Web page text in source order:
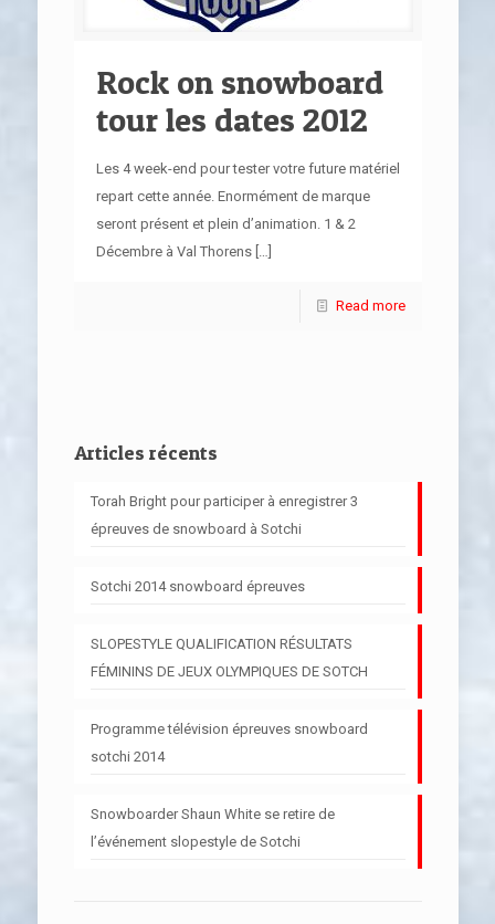
Rock on snowboard
tour les dates 2012
Les 4 week-end pour tester votre future matériel
repart cette année. Enormément de marque
seront présent et plein d’animation. 1 & 2
Décembre à Val Thorens[…]
Read more
Articles récents
Torah Bright pour participer à enregistrer 3
épreuves de snowboard à Sotchi
Sotchi 2014 snowboard épreuves
SLOPESTYLE QUALIFICATION RÉSULTATS
FÉMININS DE JEUX OLYMPIQUES DE SOTCH
Programme télévision épreuves snowboard
sotchi 2014
Snowboarder Shaun White se retire de
l’événement slopestyle de Sotchi